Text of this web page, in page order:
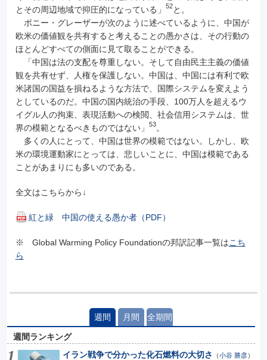
とその周辺地域で抑圧的になっている」
52と。
ボニー・グレーザーが次のように述べているように、中国が
欧米の価値観を共有すると考えることの愚かさは、その行動の
ほとんどすべての側面に見て取ることができる。
「中国は法の支配を尊重しない。そして自由民主主義の価値
観を共有せず、人権を保護しない。中国は、中国には有利で欧
米諸国の国益を損ねるような方法で、国際システムを変えよう
としているのだ。中国の国内統治の手段、100万人を超えるウ
イグル人の拘束、表現活動への検閲、社会信用システムは、世
界の模範となるべきものではない」
53。
多くの人にとって、中国は世界の模範ではない。しかし、欧
米の環境運動家にとっては、悲しいことに、中国は模範である
ことがあまりにも多いのである。
全文はこちらから↓
紅と緑 中国の使える愚か者（PDF）
※ Global Warming Policy Foundationの邦訳記事一覧はこち
ら
週間 月間 全期間
週間ランキング
イラン戦争で分かった化石燃料の大切さ
（小谷 勝彦）